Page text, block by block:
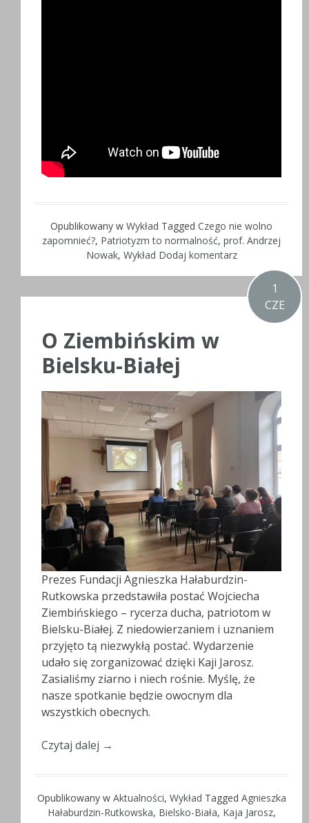
Opublikowany w Wykład Tagged Czego nie wolno
zapomnieć?, Patriotyzm to normalność, prof. Andrzej
Nowak, Wykład Dodaj komentarz
1
CZE
O Ziembińskim w
Bielsku-Białej
Prezes Fundacji Agnieszka Hałaburdzin-
Rutkowska przedstawiła postać Wojciecha
Ziembińskiego – rycerza ducha, patriotom w
Bielsku-Białej. Z niedowierzaniem i uznaniem
przyjęto tą niezwykłą postać. Wydarzenie
udało się zorganizować dzięki Kaji Jarosz.
Zasialiśmy ziarno i niech rośnie. Myślę, że
nasze spotkanie będzie owocnym dla
wszystkich obecnych.
Czytaj dalej →
Opublikowany w Aktualności, Wykład Tagged Agnieszka
Hałaburdzin-Rutkowska, Bielsko-Biała, Kaja Jarosz,